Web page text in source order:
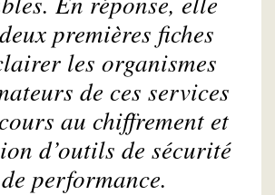
premières fiches
les organismes
de ces services
au chiffrement et
d’outils de sécurité
performance.